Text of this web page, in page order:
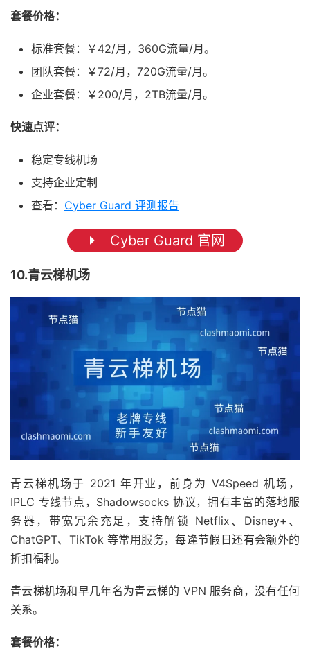
套餐价格：
标准套餐：￥42/月，360G流量/月。
团队套餐：￥72/月，720G流量/月。
企业套餐：￥200/月，2TB流量/月。
快速点评：
稳定专线机场
支持企业定制
查看： Cyber Guard 评测报告
Cyber Guard 官网
10.青云梯机场
青云梯机场于 2021 年开业，前身为 V4Speed 机场，
IPLC 专线节点，Shadowsocks 协议，拥有丰富的落地服
务器，带宽冗余充足，支持解锁 Netflix、Disney+、
ChatGPT、TikTok 等常用服务，每逢节假日还有会额外的
折扣福利。
青云梯机场和早几年名为青云梯的 VPN 服务商，没有任何
关系。
套餐价格：